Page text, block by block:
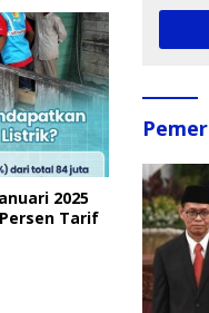
2025
Tarif